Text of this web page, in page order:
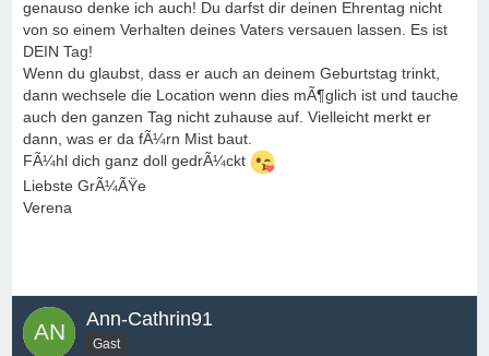
genauso denke ich auch! Du darfst dir deinen Ehrentag nicht
von so einem Verhalten deines Vaters versauen lassen. Es ist
DEIN Tag!
Wenn du glaubst, dass er auch an deinem Geburtstag trinkt,
dann wechsele die Location wenn dies mÃ¶glich ist und tauche
auch den ganzen Tag nicht zuhause auf. Vielleicht merkt er
dann, was er da fÃ¼rn Mist baut.
FÃ¼hl dich ganz doll gedrÃ¼ckt
Liebste GrÃ¼ÃŸe
Verena
Ann-Cathrin91
Gast